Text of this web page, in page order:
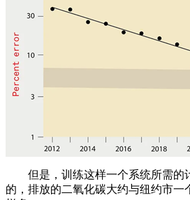
但是，训练这样一个系统所需的
的，排放的二氧化碳大约与纽约市一